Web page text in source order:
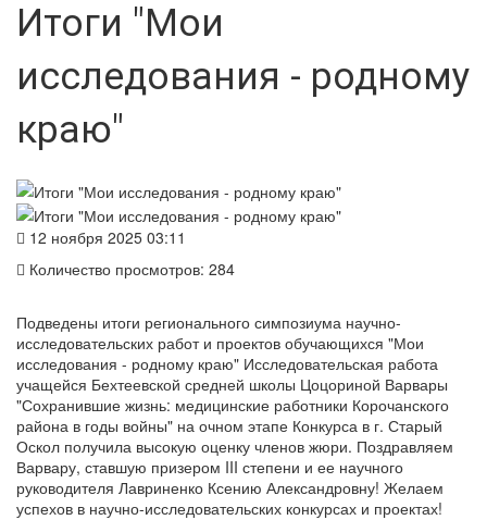
Итоги "Мои
исследования - родному
краю"
12 ноября 2025 03:11
Количество просмотров: 284
Подведены итоги регионального симпозиума научно-
исследовательских работ и проектов обучающихся "Мои
исследования - родному краю" Исследовательская работа
учащейся Бехтеевской средней школы Цоцориной Варвары
"Сохранившие жизнь: медицинские работники Корочанского
района в годы войны" на очном этапе Конкурса в г. Старый
Оскол получила высокую оценку членов жюри. Поздравляем
Варвару, ставшую призером III степени и ее научного
руководителя Лавриненко Ксению Александровну! Желаем
успехов в научно-исследовательских конкурсах и проектах!